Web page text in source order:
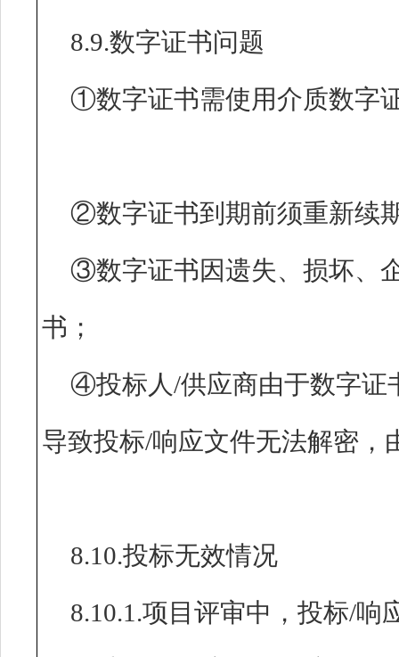
8.9.数字证书问题
①数字证书需使用介质数字
②数字证书到期前须重新续
③数字证书因遗失、损坏、
书；
④投标人/供应商由于数字证
导致投标/响应文件无法解密，
8.10.投标无效情况
8.10.1.项目评审中，投标/